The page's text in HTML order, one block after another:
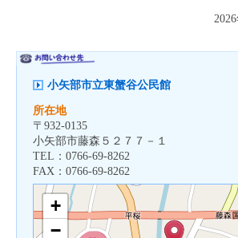
小矢部市立東蟹谷公民館
所在地
〒 932-0135
小矢部市藤森５２７７－１
TEL： 0766-69-8262
FAX： 0766-69-8262
+
−